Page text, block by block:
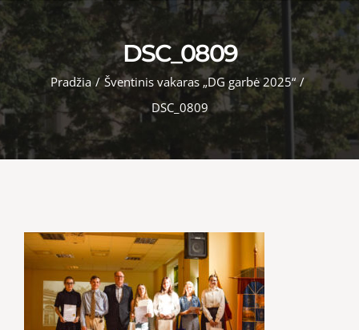
DSC_0809
Pradžia / Šventinis vakaras „DG garbė 2025“ /
DSC_0809